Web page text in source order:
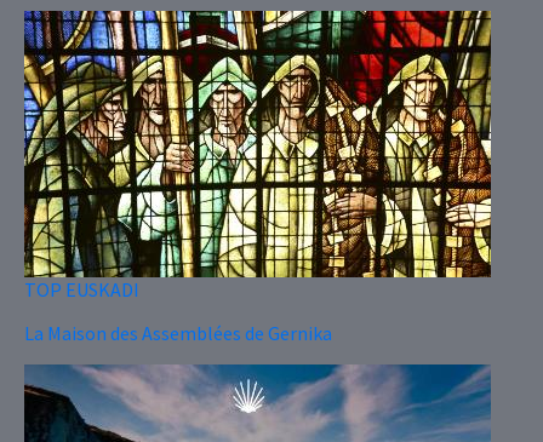
TOP EUSKADI
La Maison des Assemblées de Gernika